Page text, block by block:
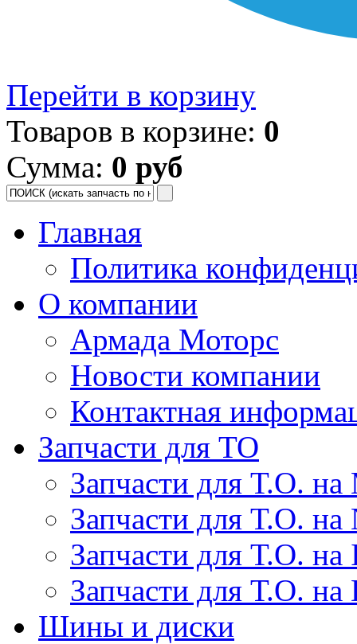
Перейти в корзину
Товаров в корзине: 0
Сумма: 0 руб
Главная
Политика
О компании
Армада Моторс
Новости компании
Контактная
Запчасти для ТО
Запчасти для Т.О. на
Запчасти для Т.О. на
Запчасти для Т.О.
Запчасти для Т.О. на
Шины и диски